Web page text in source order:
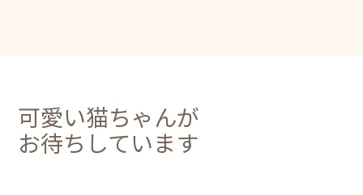
可愛い猫ちゃんが
お待ちしています